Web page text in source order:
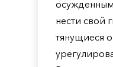
нести свой
тянущиеся